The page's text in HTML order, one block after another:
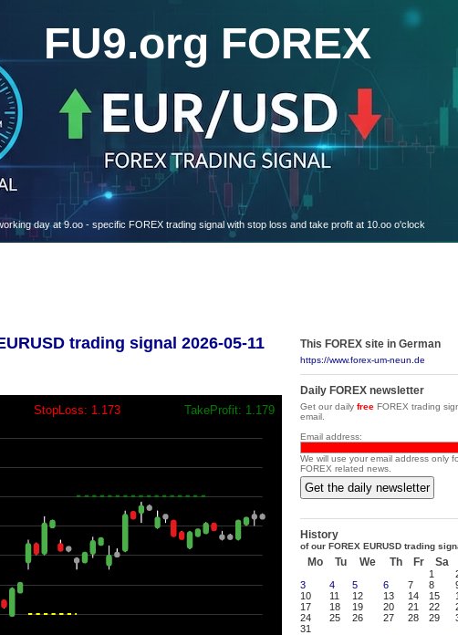
FU9.org FOREX
day at 9.oo - specific FOREX trading signal with stop loss and take profit at 10.oo o'clock
trading signal 2026-05-11
StopLoss: 1.173 TakeProfit: 1.179
This FOREX site in German
https://www.forex-um-neun.de
Daily FOREX newsletter
Get our daily free FOREX trading
email.
Email address:
We will use your email address only
FOREX related news.
Get the daily newsletter
History
of our FOREX EURUSD trading
Mo Tu We Th Fr Sa
1
3
4 5 6 7 8
10
11 12 13 14 15
17
18 19 20 21 22
24
25 26 27 28 29
31